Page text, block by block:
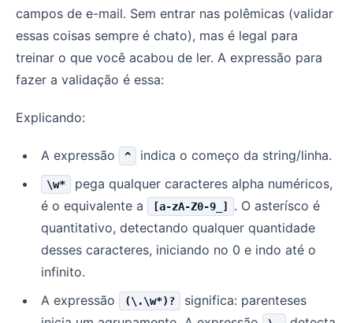
campos de e-mail. Sem entrar nas polêmicas (validar
essas coisas sempre é chato), mas é legal para
treinar o que você acabou de ler. A expressão para
fazer a validação é essa:
Explicando:
A expressão ^ indica o começo da string/linha.
\w*
pega qualquer caracteres alpha numéricos,
é o equivalente a
[a-zA-Z0-9_]
. O asterísco é
quantitativo, detectando qualquer quantidade
desses caracteres, iniciando no 0 e indo até o
infinito.
A expressão
(\.\w*)?
significa: parenteses